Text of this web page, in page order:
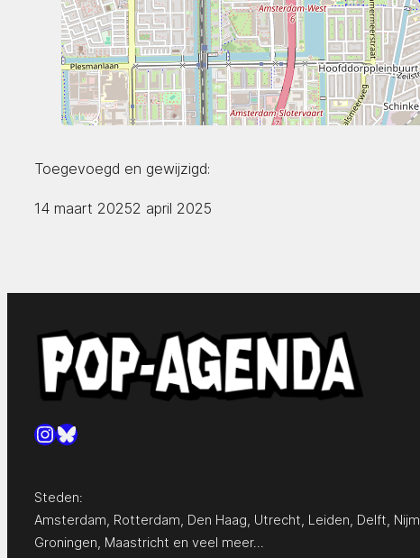
Toegevoegd en gewijzigd:
14 maart 20252 april 2025
Instagram
Bluesky
Steden:
Amsterdam Rotterdam Den Haag Utrecht Leiden Delft
Groningen Maastricht en veel meer…